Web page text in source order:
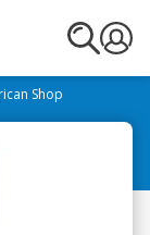
Shop